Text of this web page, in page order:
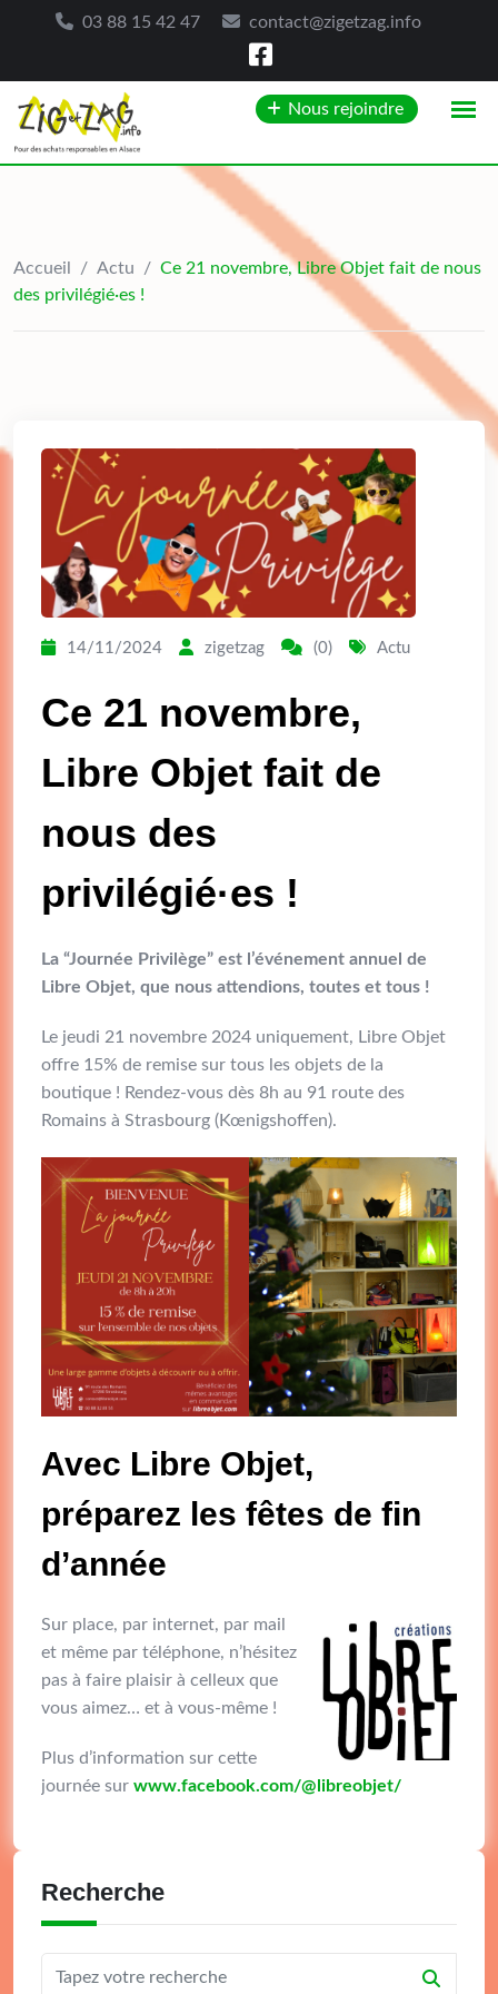
03 88 15 42 47 contact@zigetzag.info
content
Nous rejoindre
Accueil / Actu / Ce 21 novembre, Libre Objet fait de nous
des privilégié·es !
14/11/2024 zigetzag (0) Actu
Ce 21 novembre,
Libre Objet fait de
nous des
privilégié·es !
La “Journée Privilège” est l’événement annuel de
Libre Objet, que nous attendions, toutes et tous !
Le jeudi 21 novembre 2024 uniquement, Libre Objet
offre 15% de remise sur tous les objets de la
boutique ! Rendez-vous dès 8h au 91 route des
Romains à Strasbourg (Kœnigshoffen).
Avec Libre Objet,
préparez les fêtes de fin
d’année
Sur place, par internet, par mail
et même par téléphone, n’hésitez
pas à faire plaisir à celleux que
vous aimez… et à vous-même !
Plus d’information sur cette
journée sur www.facebook.com/@libreobjet/
Recherche